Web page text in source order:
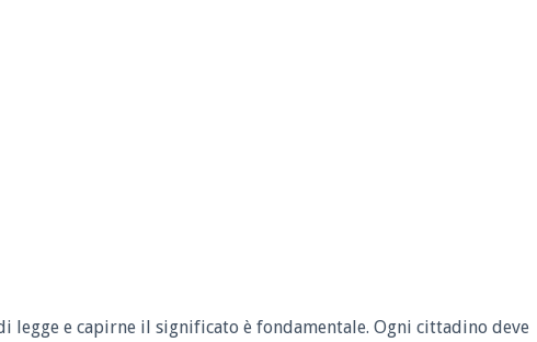
legge e capirne il significato è fondamentale. Ogni cittadino deve